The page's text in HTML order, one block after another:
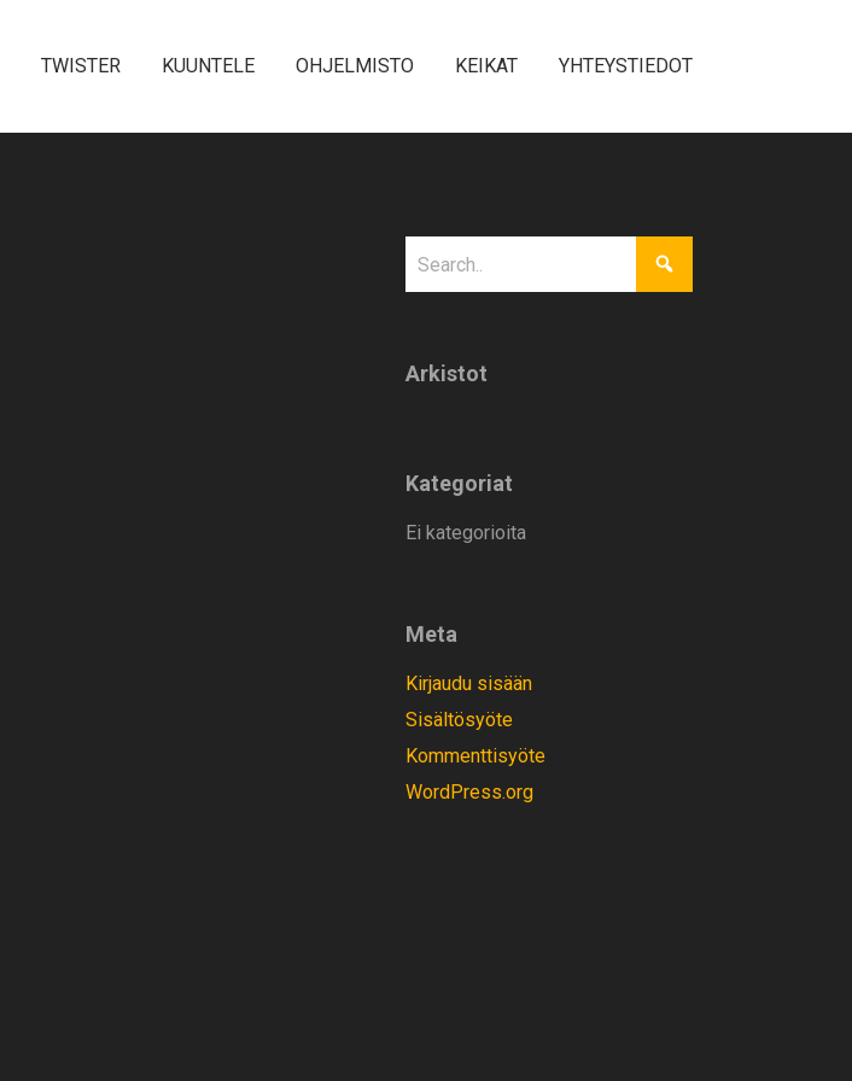
TWISTER KUUNTELE OHJELMISTO KEIKAT YHTEYSTIEDOT
Arkistot
Kategoriat
Ei kategorioita
Meta
Kirjaudu sisään
Sisältösyöte
Kommenttisyöte
WordPress.org